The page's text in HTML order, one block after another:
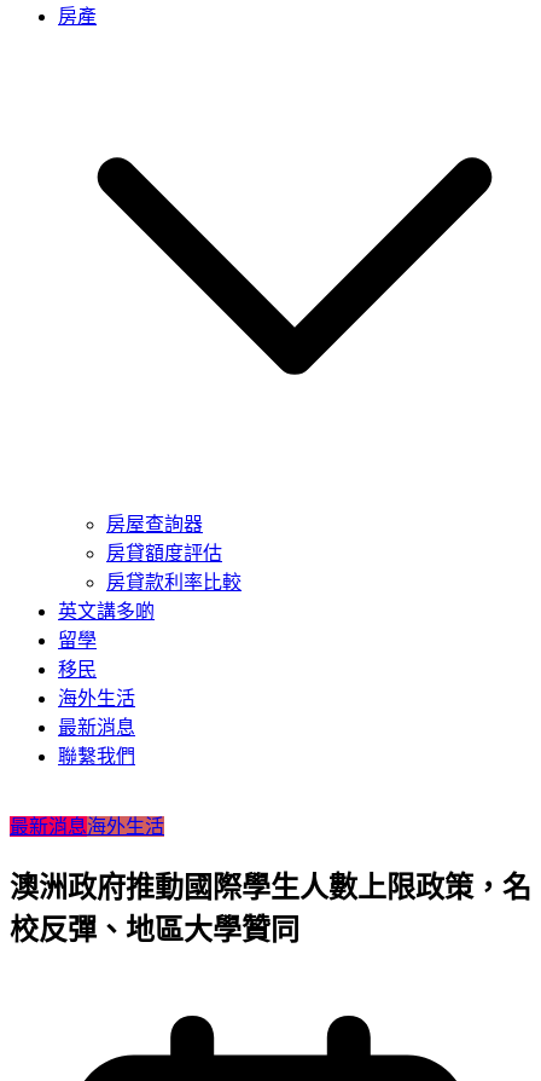
房產
房屋查詢器
房貸額度評估
房貸款利率比較
英文講多啲
留學
移民
海外生活
最新消息
聯繫我們
最新消息海外生活
澳洲政府推動國際學生人數上限政策，名
校反彈、地區大學贊同